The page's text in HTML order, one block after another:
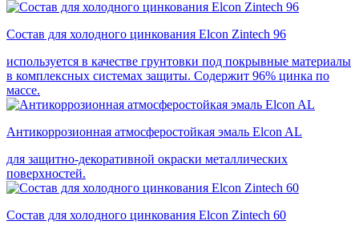
Состав для холодного цинкования Elcon Zintech 96
используется в качестве грунтовки под покрывные материалы
в комплексных системах защиты. Cодержит 96% цинка по
массе.
Антикоррозионная атмосферостойкая эмаль Elcon AL
для защитно-декоративной окраски металлических
поверхностей.
Состав для холодного цинкования Elcon Zintech 60